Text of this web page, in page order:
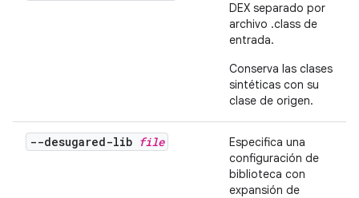
DEX separado por
archivo .class de
entrada.
Conserva las clases
sintéticas con su
clase de origen.
--desugared-lib file
Especifica una
configuración de
biblioteca con
expansión de